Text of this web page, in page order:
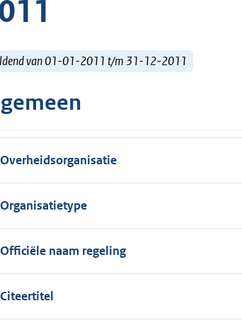
van 01-01-2011 t/m 31-12-2011
Overheidsorganisatie
Organisatietype
Officiële naam regeling
Citeertitel